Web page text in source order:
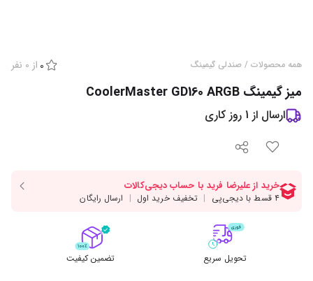
همه محصولات / صندلی گیمینگ 0 از 0 نفر
میز گیمینگ CoolerMaster GD160 ARGB
ارسال از 1 روز کاری
تحویل سریع تضمین کیفیت